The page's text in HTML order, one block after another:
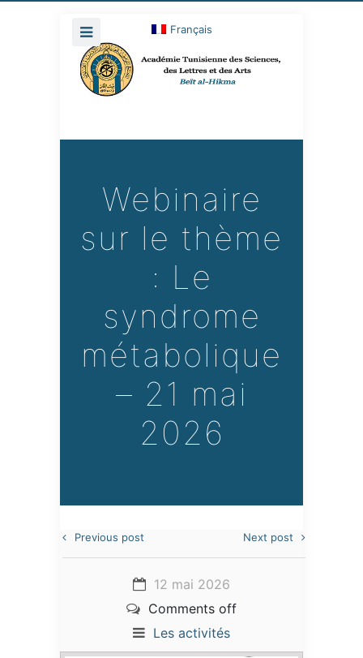
Français
Webinaire
sur le thème
: Le
syndrome
métabolique
– 21 mai
2026
Previous post Next post
12 mai 2026
Comments off
Les activités